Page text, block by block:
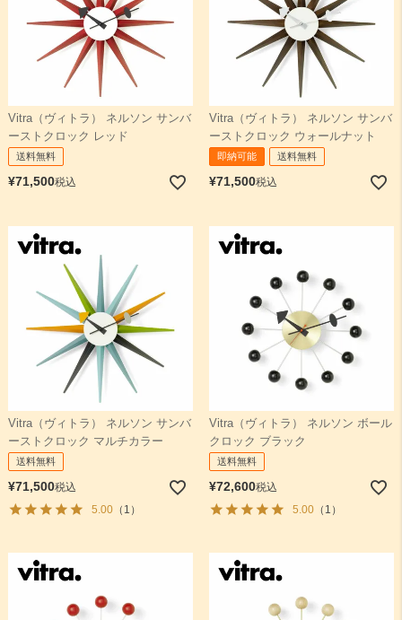
Vitra（ヴィトラ） ネルソン サンバ
ーストクロック レッド
送料無料
¥71,500税込
Vitra（ヴィトラ） ネルソン サンバ
ーストクロック ウォールナット
即納可能 送料無料
¥71,500税込
Vitra（ヴィトラ） ネルソン サンバ
ーストクロック マルチカラー
送料無料
¥71,500税込
5.00（1）
Vitra（ヴィトラ） ネルソン ボール
クロック ブラック
送料無料
¥72,600税込
5.00（1）